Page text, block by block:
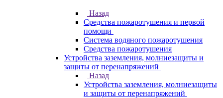
Назад
Средства пожаротушения и первой
помощи
Система водяного пожаротушения
Средства пожаротушения
Устройства заземления, молниезащиты и
защиты от перенапряжений
Назад
Устройства заземления, молниезащиты
и защиты от перенапряжений